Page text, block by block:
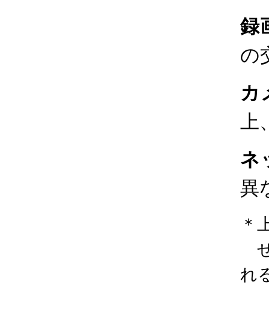
録
の
カ
ネ
異
＊
れ